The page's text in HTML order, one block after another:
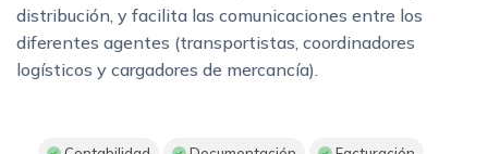
distribución, y facilita las comunicaciones entre los
diferentes agentes (transportistas, coordinadores
logísticos y cargadores de mercancía).